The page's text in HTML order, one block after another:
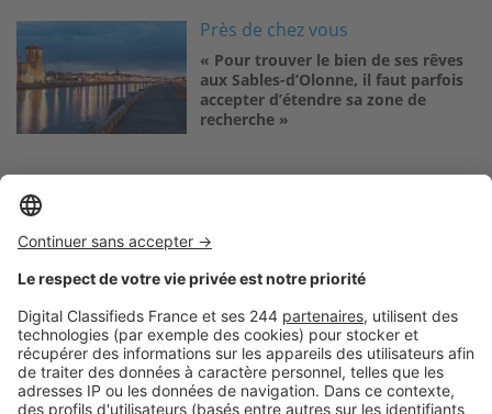
Image Près de chez vous
« Pour trouver le bien de ses rêves
aux Sables-d’Olonne, il faut parfois
accepter d’étendre sa zone de
recherche »
Logic-Immo c’est aussi …